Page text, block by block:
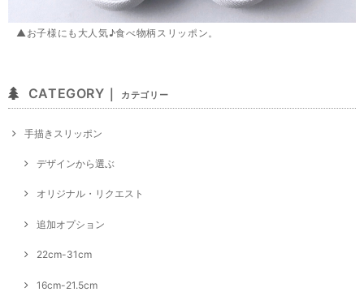
▲お子様にも大人気♪食べ物柄スリッポン。
CATEGORY｜ カテゴリー
手描きスリッポン
デザインから選ぶ
オリジナル・リクエスト
追加オプション
22cm-31cm
16cm-21.5cm